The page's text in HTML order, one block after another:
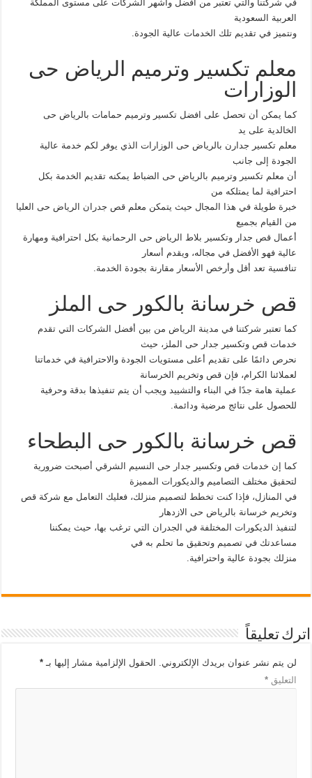
في شركتنا والتي تعتبر من أفضل وأشهر الشركات على مستوى المملكة
العربية السعودية
ونتميز في تقديم تلك الخدمات عالية الجودة.
معلم تكسير وترميم الرياض حى
الوزارات
كما يمكن أن تحصل على افضل تكسير وترميم حمامات بالرياض حى
الخالدية على يد
معلم تكسير جدارن بالرياض حى الوزارات الذي يوفر لكم خدمة عالية
الجودة إلى جانب
أن معلم تكسير وترميم بالرياض حى الضباط يمكنه تقديم الخدمة بكل
احترافية لما يمتلكه من
خبرة طويلة في هذا المجال حيث يتمكن معلم قص جدران الرياض حى العليا
من القيام بجميع
أعمال قص جدار وتكسير بلاط الرياض حى الرحمانية بكل احترافية ومهارة
عالية فهو الأفضل في مجاله، ويقدم أسعار
تنافسية تعد أقل وأرخص الأسعار مقارنة بجودة الخدمة.
قص خرسانة بالكور حى الملز
كما تعتبر شركتنا في مدينة الرياض من بين أفضل الشركات التي تقدم
خدمات قص وتكسير جدار حى الملز، حيث
نحرص دائمًا على تقديم أعلى مستويات الجودة والاحترافية في خدماتنا
لعملائنا الكرام، فإن قص وتخريم الخرسانة
عملية هامة جدًا في البناء والتشييد ويجب أن يتم تنفيذها بدقة وحرفية
للحصول على نتائج مرضية ودائمة.
قص خرسانة بالكور حى البطحاء
كما إن خدمات قص وتكسير جدار حى النسيم الشرقي أصبحت ضرورية
لتحقيق مختلف التصاميم والديكورات المميزة
في المنازل، فإذا كنت تخطط لتصميم منزلك، فعليك التعامل مع شركة قص
وتخريم خرسانة بالرياض حى الازدهار
لتنفيذ الديكورات المختلفة في الجدران التي ترغب بها، حيث يمكننا
مساعدتك في تصميم وتحقيق ما تحلم به في
منزلك بجودة عالية واحترافية.
اترك تعليقاً
لن يتم نشر عنوان بريدك الإلكتروني. الحقول الإلزامية مشار إليها بـ*
التعليق*